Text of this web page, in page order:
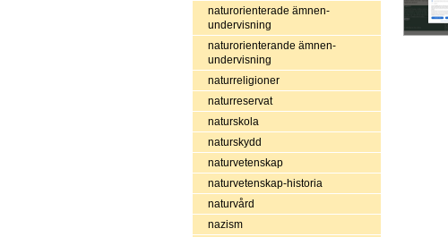
naturorienterade ämnen-
undervisning
naturorienterande ämnen-
undervisning
naturreligioner
naturreservat
naturskola
naturskydd
naturvetenskap
naturvetenskap-historia
naturvård
nazism